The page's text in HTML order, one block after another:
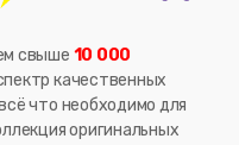
свыше 10 000
качественных
что необходимо для
оригинальных